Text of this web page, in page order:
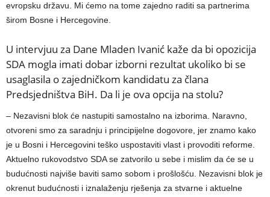
evropsku državu. Mi ćemo na tome zajedno raditi sa partnerima
širom Bosne i Hercegovine.
U intervjuu za Dane Mladen Ivanić kaže da bi opozicija
SDA mogla imati dobar izborni rezultat ukoliko bi se
usaglasila o zajedničkom kandidatu za člana
Predsjedništva BiH. Da li je ova opcija na stolu?
– Nezavisni blok će nastupiti samostalno na izborima. Naravno,
otvoreni smo za saradnju i principijelne dogovore, jer znamo kako
je u Bosni i Hercegovini teško uspostaviti vlast i provoditi reforme.
Aktuelno rukovodstvo SDA se zatvorilo u sebe i mislim da će se u
budućnosti najviše baviti samo sobom i prošlošću. Nezavisni blok je
okrenut budućnosti i iznalaženju rješenja za stvarne i aktuelne